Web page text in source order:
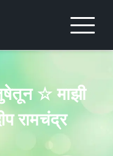
☆ माझी
रामचंद्र